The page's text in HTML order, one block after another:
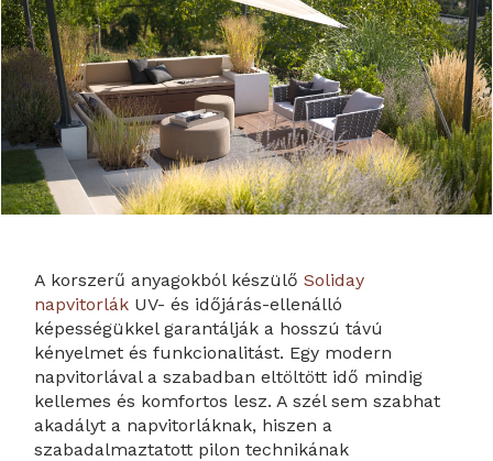
A korszerű anyagokból készülőSoliday
napvitorlák UV- és időjárás-ellenálló
képességükkel garantálják a hosszú távú
kényelmet és funkcionalitást. Egy modern
napvitorlával a szabadban eltöltött idő mindig
kellemes és komfortos lesz. A szél sem szabhat
akadályt a napvitorláknak, hiszen a
szabadalmaztatott pilon technikának